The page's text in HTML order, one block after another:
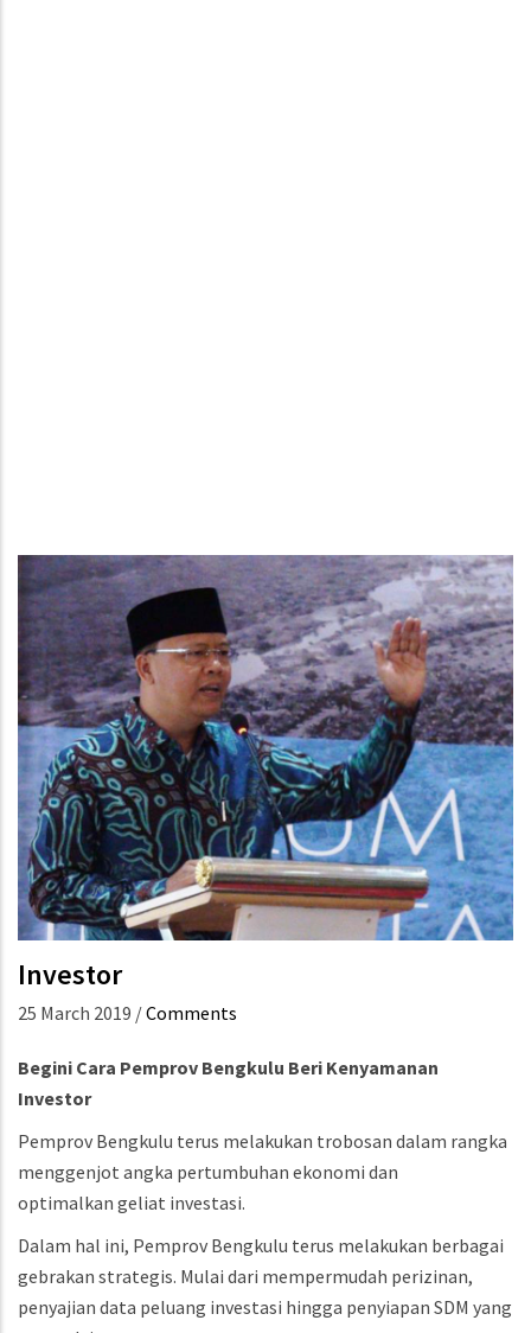
Investor
25 March 2019 /Comments
Begini Cara Pemprov Bengkulu Beri Kenyamanan
Investor
Pemprov Bengkulu terus melakukan trobosan dalam rangka
menggenjot angka pertumbuhan ekonomi dan
optimalkan geliat investasi.
Dalam hal ini, Pemprov Bengkulu terus melakukan berbagai
gebrakan strategis. Mulai dari mempermudah perizinan,
penyajian data peluang investasi hingga penyiapan SDM yang